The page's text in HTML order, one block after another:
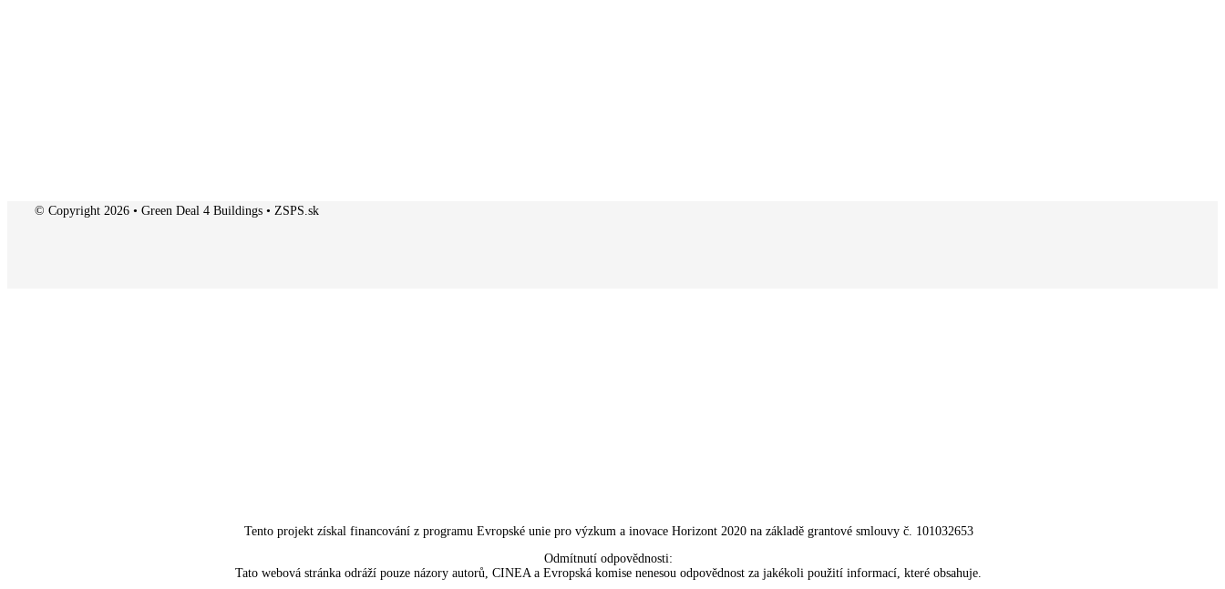
© Copyright 2026 • Green Deal 4 Buildings • ZSPS.sk
Tento projekt získal financování z programu Evropské unie pro výzkum a inovace Horizont 2020 na základě grantové smlouvy č. 101032653
Odmítnutí odpovědnosti:
Tato webová stránka odráží pouze názory autorů, CINEA a Evropská komise nenesou odpovědnost za jakékoli použití informací, které obsahuje.